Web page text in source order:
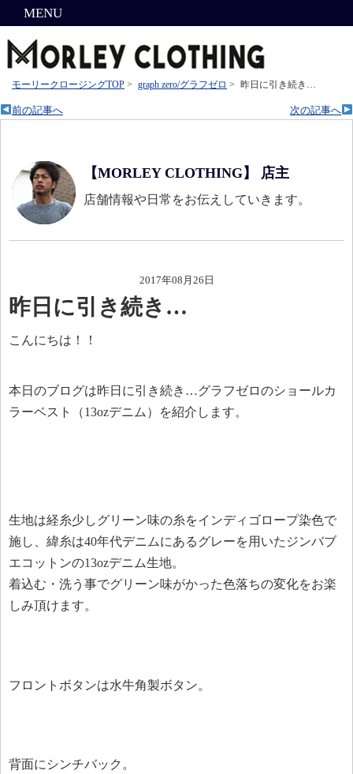
MENU
モーリークロージングTOP > graph zero/グラフゼロ > 昨日に引き続き…
次の記事へ
前の記事へ
【MORLEY CLOTHING】 店主
店舗情報や日常をお伝えしていきます。
2017年08月26日
昨日に引き続き…
こんにちは！！
本日のブログは昨日に引き続き…グラフゼロのショールカ
ラーベスト（13ozデニム）を紹介します。
生地は経糸少しグリーン味の糸をインディゴロープ染色で
施し、緯糸は40年代デニムにあるグレーを用いたジンバブ
エコットンの13ozデニム生地。
着込む・洗う事でグリーン味がかった色落ちの変化をお楽
しみ頂けます。
フロントボタンは水牛角製ボタン。
背面にシンチバック。